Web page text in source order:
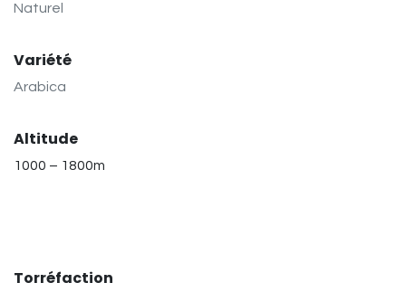
Naturel
Variété
Arabica
Altitude
1000 – 1800m
Torréfaction